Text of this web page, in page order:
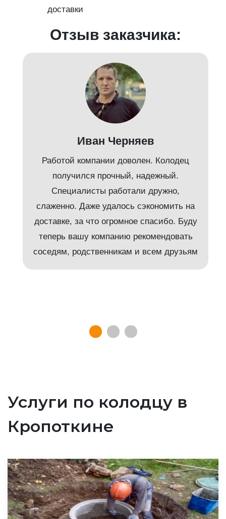
доставки
Отзыв заказчика:
Иван Черняев
Работой компании доволен. Колодец
получился прочный, надежный.
Специалисты работали дружно,
слаженно. Даже удалось сэкономить на
доставке, за что огромное спасибо. Буду
теперь вашу компанию рекомендовать
соседям, родственникам и всем друзьям
Услуги по колодцу в
Кропоткине